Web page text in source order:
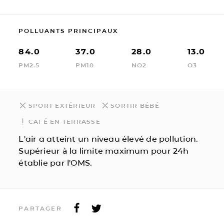
POLLUANTS PRINCIPAUX
84.0
PM2.5
37.0
PM10
28.0
NO2
13.0
O3
SPORT EXTÉRIEUR SORTIR BÉBÉ
CAFÉ EN TERRASSE
L'air a atteint un niveau élevé de pollution.
Supérieur à la limite maximum pour 24h
établie par l'OMS.
PARTAGER